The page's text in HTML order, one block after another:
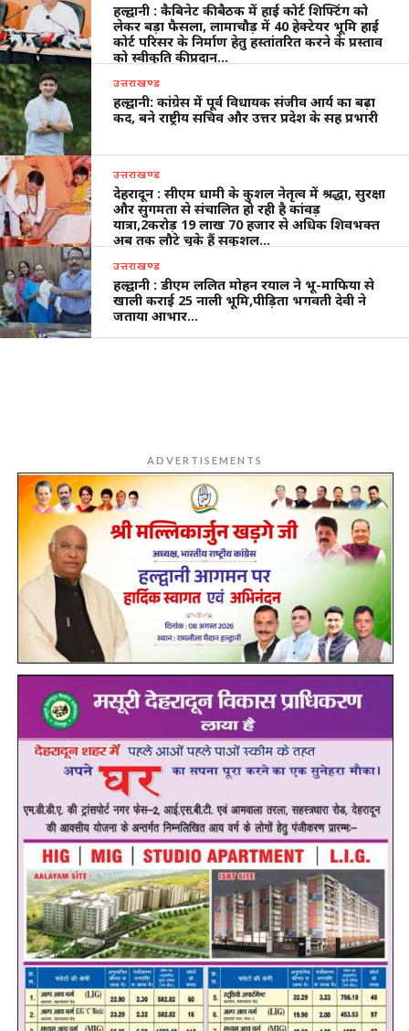
हल्द्वानी : कैबिनेट की बैठक में हाई कोर्ट शिफ्टिंग को
लेकर बड़ा फैसला, लामाचौड़ में 40 हेक्टेयर भूमि हाई
कोर्ट परिसर के निर्माण हेतु हस्तांतरित करने के प्रस्ताव
को स्वीकृति की प्रदान…
उत्तराखण्ड
हल्द्वानी: कांग्रेस में पूर्व विधायक संजीव आर्य का बढ़ा
कद, बने राष्ट्रीय सचिव और उत्तर प्रदेश के सह प्रभारी
उत्तराखण्ड
देहरादून : सीएम धामी के कुशल नेतृत्व में श्रद्धा, सुरक्षा
और सुगमता से संचालित हो रही है कांवड़
यात्रा,2करोड़ 19 लाख 70 हजार से अधिक शिवभक्त
अब तक लौटे चुके हैं सकुशल…
उत्तराखण्ड
हल्द्वानी : डीएम ललित मोहन रयाल ने भू-माफिया से
खाली कराई 25 नाली भूमि,पीड़िता भगवती देवी ने
जताया आभार…
ADVERTISEMENTS